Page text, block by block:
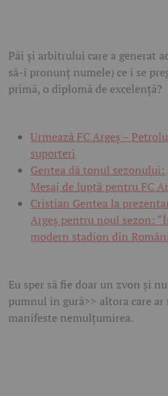
Păi și arbitrului care a generat
să-i pronunț numele) ce i se
primă, o diplomă de excelență?
Urmează FC Argeș –
suporteri
Gentea dă tonul
Mesaj de luptă pentru FC
Cristian Gentea la
Argeș pentru noul sezon:
modern stadion din
Eu sper să fie doar un zvon și
pumnul în gură>> altora care
manifeste nemulțumirea.